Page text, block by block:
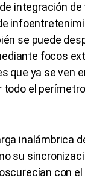
integración
se puede
focos
que ya se ven
el
inalámbrica
su
con